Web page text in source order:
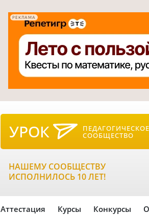
РЕКЛАМА
УРОК ПЕДАГОГИЧЕСКОЕ
СООБЩЕСТВО
НАШЕМУ СООБЩЕСТВУ
ИСПОЛНИЛОСЬ 10 ЛЕТ!
Аттестация Курсы Конкурсы